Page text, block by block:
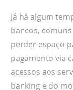
Já há algum
bancos,
perder espaço
pagamento via
acessos aos
banking e do